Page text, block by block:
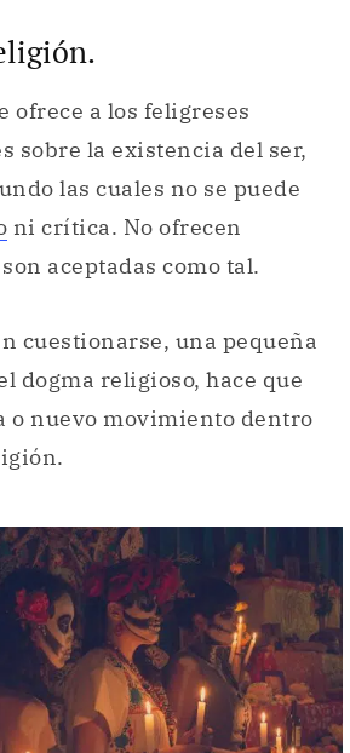
ofrece a los feligreses
sobre la existencia del ser,
las cuales no se puede
ni crítica. No ofrecen
aceptadas como tal.
cuestionarse, una pequeña
dogma religioso, hace que
o nuevo movimiento dentro